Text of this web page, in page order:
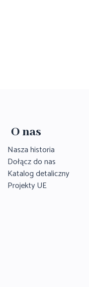
O nas
Nasza historia
Dołącz do nas
Katalog detaliczny
Projekty UE